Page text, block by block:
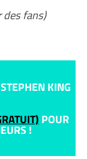
des fans)
KING
POUR
!